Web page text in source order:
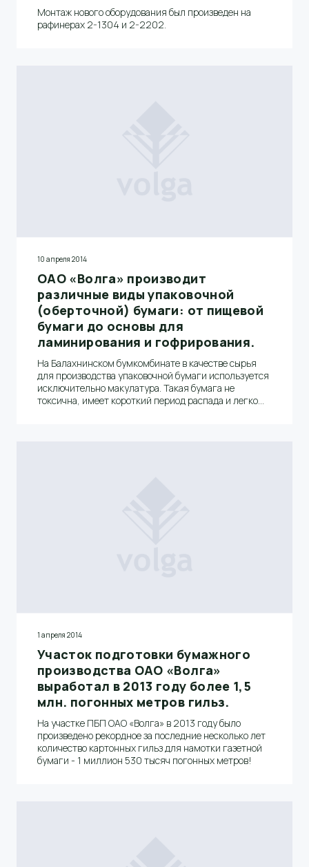
Монтаж нового оборудования был произведен на
рафинерах 2-1304 и 2-2202.
10 апреля 2014
ОАО «Волга» производит
различные виды упаковочной
(оберточной) бумаги: от пищевой
бумаги до основы для
ламинирования и гофрирования.
На Балахнинском бумкомбинате в качестве сырья
для производства упаковочной бумаги используется
исключительно макулатура. Такая бумага не
токсична, имеет короткий период распада и легко
1 апреля 2014
Участок подготовки бумажного
производства ОАО «Волга»
выработал в 2013 году более 1,5
млн. погонных метров гильз.
На участке ПБП ОАО «Волга» в 2013 году было
произведено рекордное за последние несколько лет
количество картонных гильз для намотки газетной
бумаги - 1 миллион 530 тысяч погонных метров!